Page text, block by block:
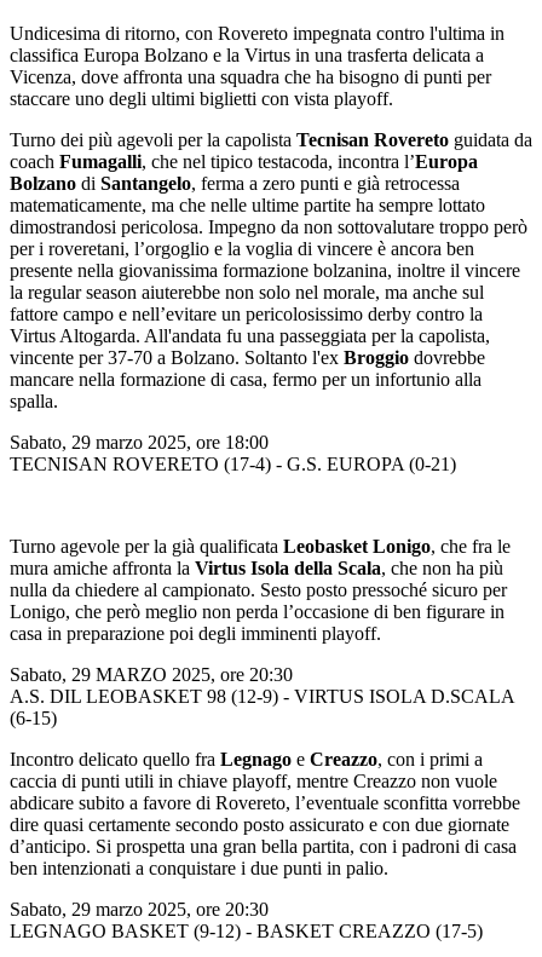
Undicesima di ritorno, con Rovereto impegnata contro l'ultima in
classifica Europa Bolzano e la Virtus in una trasferta delicata a
Vicenza, dove affronta una squadra che ha bisogno di punti per
staccare uno degli ultimi biglietti con vista playoff.
Turno dei più agevoli per la capolista Tecnisan Rovereto guidata da
coach Fumagalli, che nel tipico testacoda, incontra l’Europa
Bolzano di Santangelo, ferma a zero punti e già retrocessa
matematicamente, ma che nelle ultime partite ha sempre lottato
dimostrandosi pericolosa. Impegno da non sottovalutare troppo però
per i roveretani, l’orgoglio e la voglia di vincere è ancora ben
presente nella giovanissima formazione bolzanina, inoltre il vincere
la regular season aiuterebbe non solo nel morale, ma anche sul
fattore campo e nell’evitare un pericolosissimo derby contro la
Virtus Altogarda. All'andata fu una passeggiata per la capolista,
vincente per 37-70 a Bolzano. Soltanto l'ex Broggio dovrebbe
mancare nella formazione di casa, fermo per un infortunio alla
spalla.
Sabato, 29 marzo 2025, ore 18:00
TECNISAN ROVERETO (17-4) - G.S. EUROPA (0-21)
Turno agevole per la già qualificata Leobasket Lonigo, che fra le
mura amiche affronta la Virtus Isola della Scala, che non ha più
nulla da chiedere al campionato. Sesto posto pressoché sicuro per
Lonigo, che però meglio non perda l’occasione di ben figurare in
casa in preparazione poi degli imminenti playoff.
Sabato, 29 MARZO 2025, ore 20:30
A.S. DIL LEOBASKET 98 (12-9) - VIRTUS ISOLA D.SCALA
(6-15)
Incontro delicato quello fra Legnago e Creazzo, con i primi a
caccia di punti utili in chiave playoff, mentre Creazzo non vuole
abdicare subito a favore di Rovereto, l’eventuale sconfitta vorrebbe
dire quasi certamente secondo posto assicurato e con due giornate
d’anticipo. Si prospetta una gran bella partita, con i padroni di casa
ben intenzionati a conquistare i due punti in palio.
Sabato, 29 marzo 2025, ore 20:30
LEGNAGO BASKET (9-12) - BASKET CREAZZO (17-5)